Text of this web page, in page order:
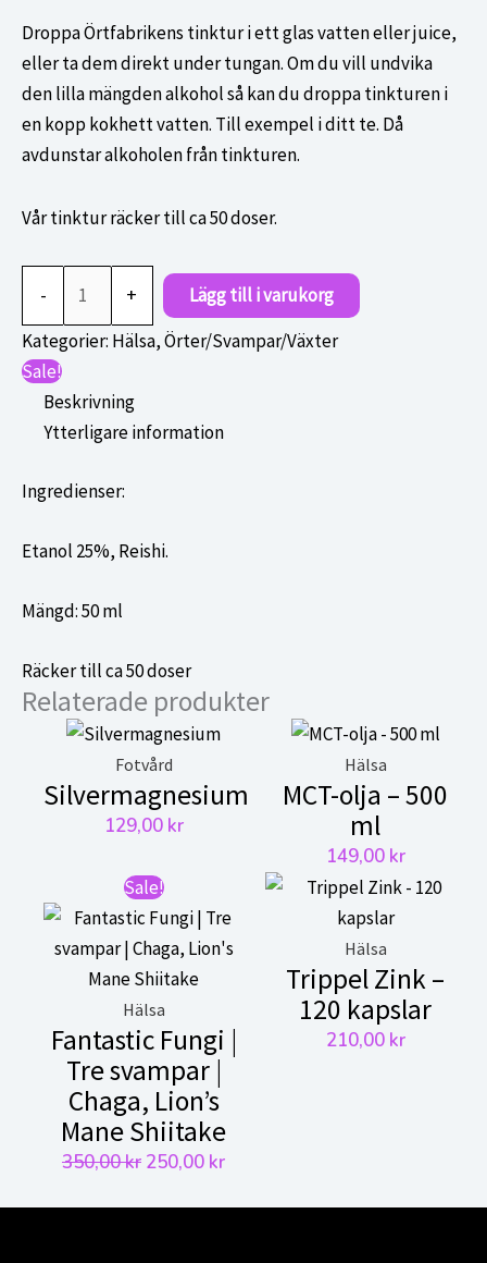
Droppa Örtfabrikens tinktur i ett glas vatten eller juice,
eller ta dem direkt under tungan. Om du vill undvika
den lilla mängden alkohol så kan du droppa tinkturen i
en kopp kokhett vatten. Till exempel i ditt te. Då
avdunstar alkoholen från tinkturen.
Vår tinktur räcker till ca 50 doser.
- +
Lägg till i varukorg
Kategorier: Hälsa,Örter/Svampar/Växter
Sale!
Beskrivning
Ytterligare information
Ingredienser:
Etanol 25%, Reishi.
Mängd: 50 ml
Räcker till ca 50 doser
Relaterade produkter
Fotvård
Silvermagnesium
129,00 kr
Hälsa
MCT-olja – 500
ml
149,00 kr
Sale!
Hälsa
Fantastic Fungi |
Tre svampar |
Chaga, Lion’s
Mane Shiitake
350,00kr Det
250,00 krDet
Hälsa
Trippel Zink –
120 kapslar
210,00 kr